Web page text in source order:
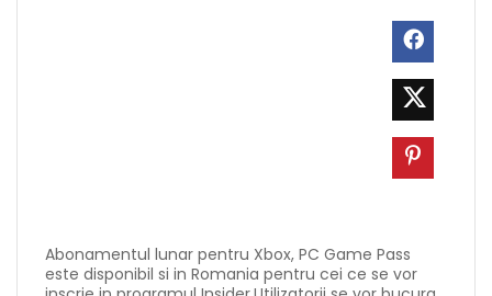
Abonamentul lunar pentru Xbox, PC Game Pass
este disponibil si in Romania pentru cei ce se vor